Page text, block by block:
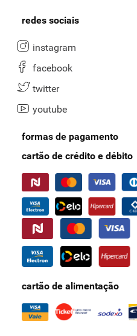
redes sociais
instagram
facebook
twitter
youtube
formas de pagamento
cartão de crédito e débito
cartão de alimentação